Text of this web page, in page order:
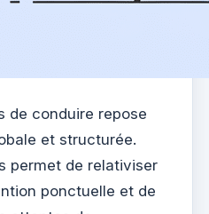
de conduire repose
et structurée.
permet de relativiser
ponctuelle et de